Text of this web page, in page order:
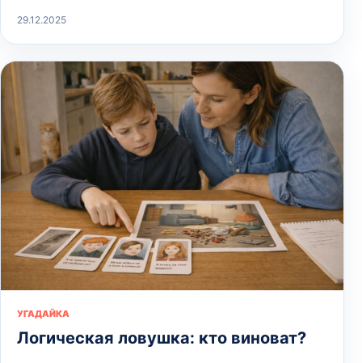
29.12.2025
УГАДАЙКА
Логическая ловушка: кто виноват?